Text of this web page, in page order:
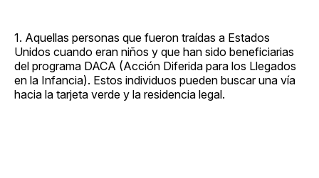
1. Aquellas personas que fueron traídas a Estados
Unidos cuando eran niños y que han sido beneficiarias
del programa DACA (Acción Diferida para los Llegados
en la Infancia). Estos individuos pueden buscar una vía
hacia la tarjeta verde y la residencia legal.